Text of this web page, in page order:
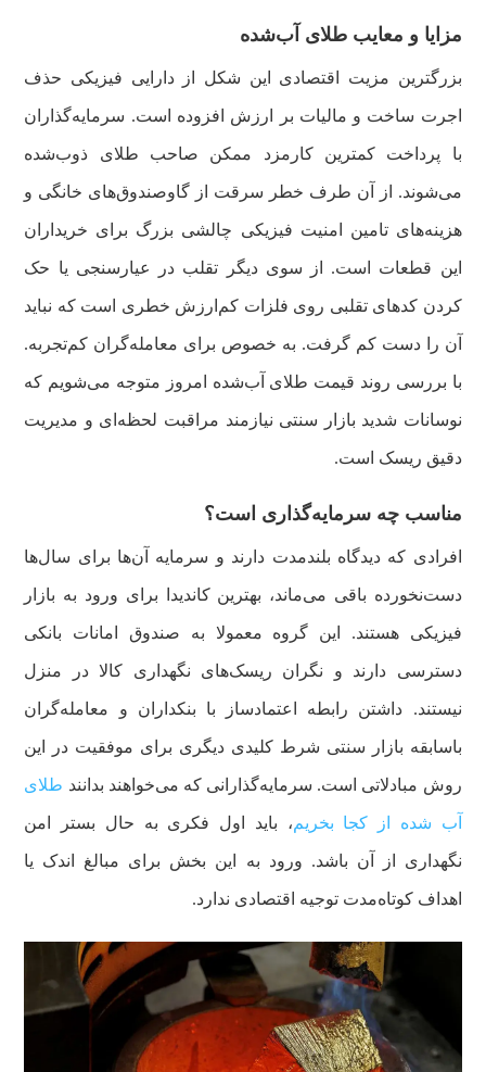
مزایا و معایب طلای آب‌شده
بزرگترین مزیت اقتصادی این شکل از دارایی فیزیکی حذف
اجرت ساخت و مالیات بر ارزش افزوده است. سرمایه‌گذاران
با پرداخت کمترین کارمزد ممکن صاحب طلای ذوب‌شده
می‌شوند. از آن طرف خطر سرقت از گاوصندوق‌های خانگی و
هزینه‌های تامین امنیت فیزیکی چالشی بزرگ برای خریداران
این قطعات است. از سوی دیگر تقلب در عیارسنجی یا حک
کردن کدهای تقلبی روی فلزات کم‌ارزش خطری است که نباید
آن را دست کم گرفت. به خصوص برای معامله‌گران کم‌تجربه.
با بررسی روند قیمت طلای آب‌شده امروز متوجه می‌شویم که
نوسانات شدید بازار سنتی نیازمند مراقبت لحظه‌ای و مدیریت
دقیق ریسک است.
مناسب چه سرمایه‌گذاری است؟
افرادی که دیدگاه بلندمدت دارند و سرمایه آن‌ها برای سال‌ها
دست‌نخورده باقی می‌ماند، بهترین کاندیدا برای ورود به بازار
فیزیکی هستند. این گروه معمولا به صندوق امانات بانکی
دسترسی دارند و نگران ریسک‌های نگهداری کالا در منزل
نیستند. داشتن رابطه اعتمادساز با بنکداران و معامله‌گران
باسابقه بازار سنتی شرط کلیدی دیگری برای موفقیت در این
روش مبادلاتی است. سرمایه‌گذارانی که می‌خواهند بدانند طلای
آب شده از کجا بخریم، باید اول فکری به حال بستر امن
نگهداری از آن باشد. ورود به این بخش برای مبالغ اندک یا
اهداف کوتاه‌مدت توجیه اقتصادی ندارد.